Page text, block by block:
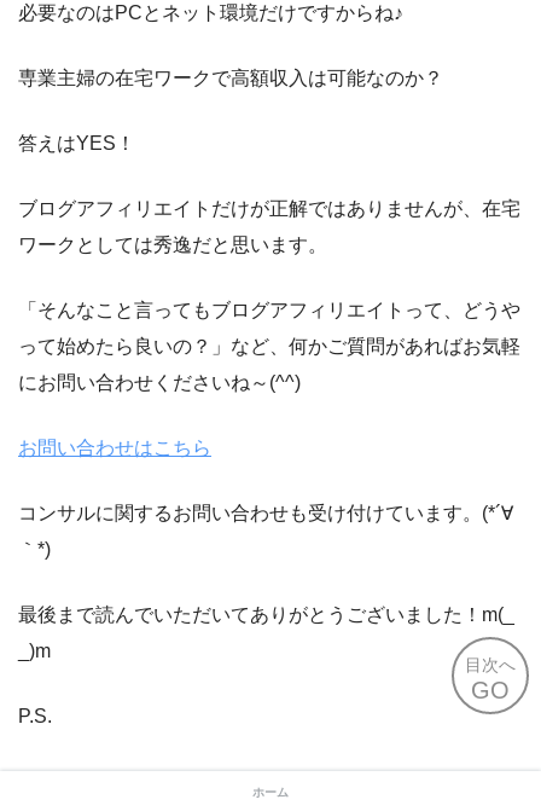
目次へ
GO
必要なのはPCとネット環境だけですからね♪
専業主婦の在宅ワークで高額収入は可能なのか？
答えはYES！
ブログアフィリエイトだけが正解ではありませんが、在宅
ワークとしては秀逸だと思います。
「そんなこと言ってもブログアフィリエイトって、どうや
って始めたら良いの？」など、何かご質問があればお気軽
にお問い合わせくださいね～(^^)
お問い合わせはこちら
コンサルに関するお問い合わせも受け付けています。(*´∀
｀*)
最後まで読んでいただいてありがとうございました！m(_
_)m
P.S.
ホーム